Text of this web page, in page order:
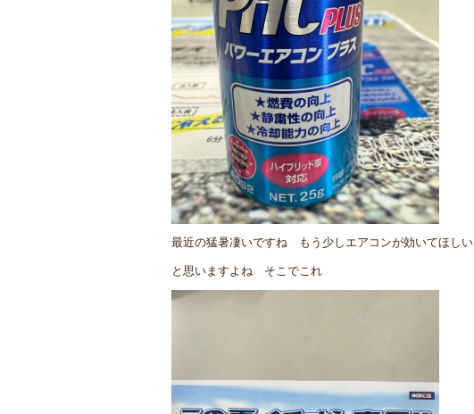
最近の猛暑凄いですね もう少しエアコンが効いてほしい
と思いますよね そこでこれ